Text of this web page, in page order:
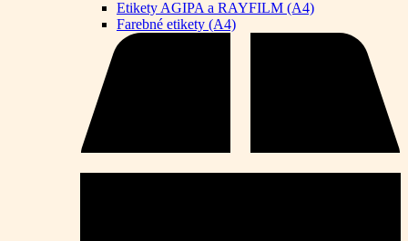
Etikety AGIPA a RAYFILM (A4)
Farebné etikety (A4)